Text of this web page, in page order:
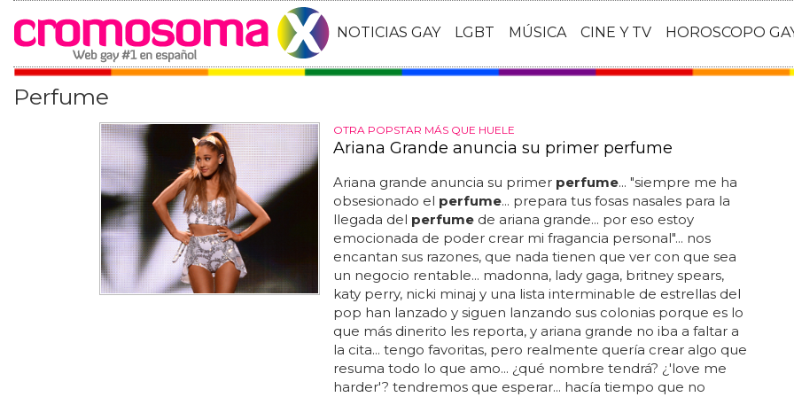
NOTICIAS GAY LGBT MÚSICA CINE Y TV HOROSCOPO
Perfume
OTRA POPSTAR MÁS QUE HUELE
Ariana Grande anuncia su primer perfume
Ariana grande anuncia su primer perfume... "siempre me ha
obsesionado el perfume... prepara tus fosas nasales para la
llegada del perfumede ariana grande... por eso estoy
emocionada de poder crear mi fragancia personal"... nos
encantan sus razones, que nada tienen que ver con que sea
un negocio rentable... madonna, lady gaga, britney spears,
katy perry, nicki minaj y una lista interminable de estrellas del
pop han lanzado y siguen lanzando sus colonias porque es lo
que más dinerito les reporta, y ariana grande no iba a faltar a
la cita... tengo favoritas, pero realmente quería crear algo que
resuma todo lo que amo... ¿qué nombre tendrá? ¿'love me
harder'? tendremos que esperar... hacía tiempo que no